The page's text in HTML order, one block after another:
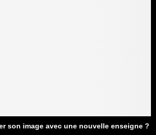
son image avec une nouvelle enseigne ?